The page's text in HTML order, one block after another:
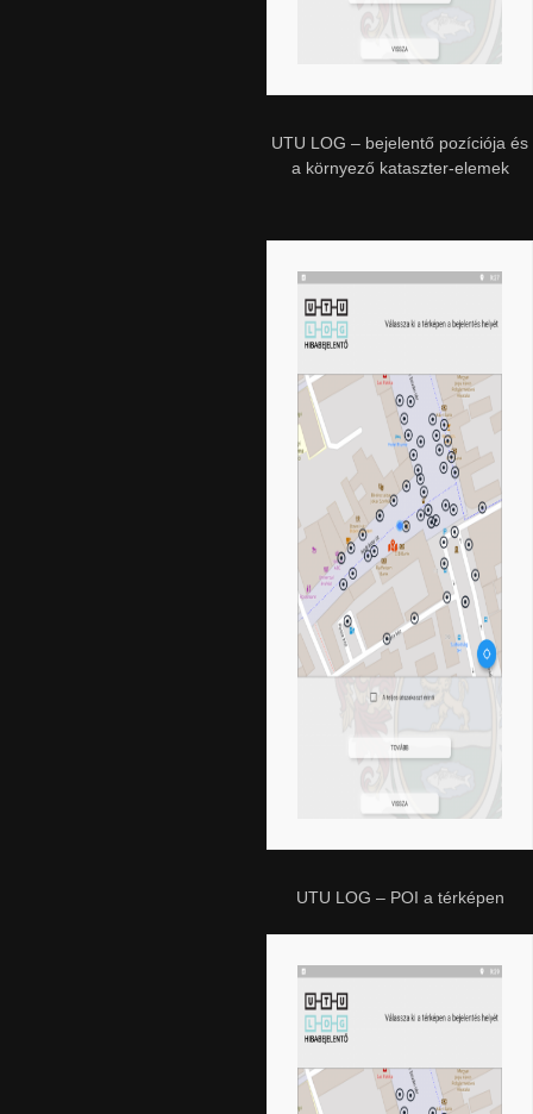
UTU LOG – bejelentő pozíciója és
a környező kataszter-elemek
UTU LOG – POI a térképen